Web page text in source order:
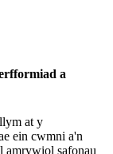
a
at y
ein cwmni a'n
amrywiol safonau